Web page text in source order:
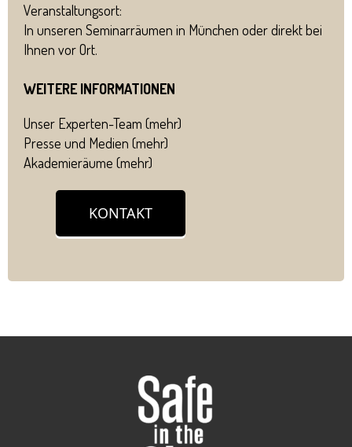
Veranstaltungsort:
In unseren Seminarräumen in München oder direkt bei
Ihnen vor Ort.
WEITERE INFORMATIONEN
Unser Experten-Team (mehr)
Presse und Medien (mehr)
Akademieräume (mehr)
KONTAKT